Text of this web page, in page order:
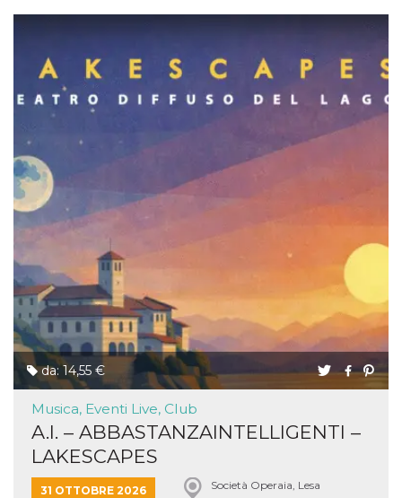
da: 14,55 €
Musica, Eventi Live, Club
A.I. – ABBASTANZAINTELLIGENTI –
LAKESCAPES
31 OTTOBRE 2026 Società Operaia, Lesa